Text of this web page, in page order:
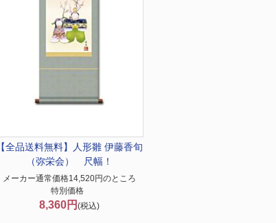
【全品送料無料】
人形雛 伊藤香旬
（弥栄会） 尺幅！
メーカー通常価格14,520円のところ
特別価格
8,360円 (税込)